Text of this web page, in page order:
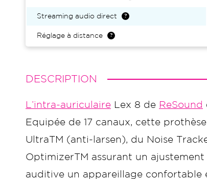
Streaming audio direct
Réglage à distance
DESCRIPTION
L’intra-auriculaire Lex 8 de ReSound
Equipée de 17 canaux, cette
UltraTM (anti-larsen), du Noise
OptimizerTM assurant un
auditive un appareillage confortable